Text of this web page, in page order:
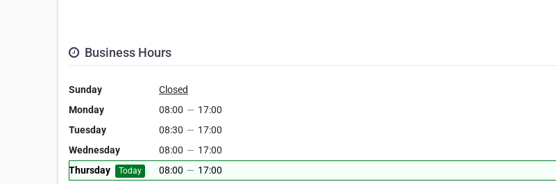
Business Hours
Sunday
Closed
Monday
08:00 — 17:00
Tuesday
08:30 — 17:00
Wednesday
08:00 — 17:00
Thursday
Today 08:00 — 17:00